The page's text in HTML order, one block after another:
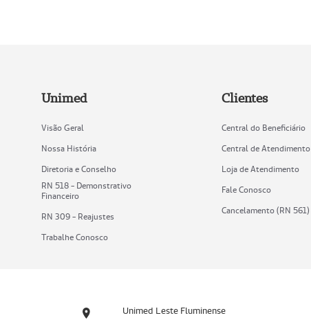
Unimed
Visão Geral
Nossa História
Diretoria e Conselho
RN 518 - Demonstrativo
Financeiro
RN 309 - Reajustes
Trabalhe Conosco
Clientes
Central do Beneficiário
Central de Atendimento
Loja de Atendimento
Fale Conosco
Cancelamento (RN 561)
Unimed Leste Fluminense